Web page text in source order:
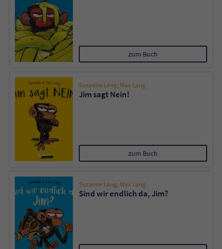
zum Buch
Suzanne Lang, Max Lang
Jim sagt Nein!
zum Buch
Suzanne Lang, Max Lang
Sind wir endlich da, Jim?